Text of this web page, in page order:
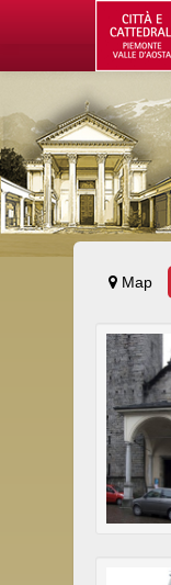
Map